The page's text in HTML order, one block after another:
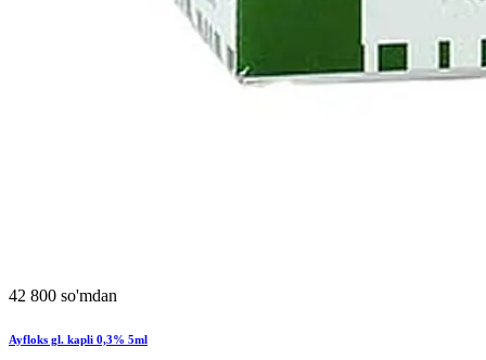
42 800 so'mdan
Ayfloks gl. kapli 0,3% 5ml